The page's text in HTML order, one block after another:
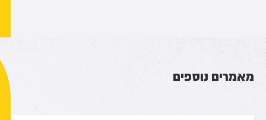
מאמרים נוספים